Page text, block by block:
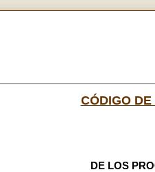
CÓDIGO
DE LOS